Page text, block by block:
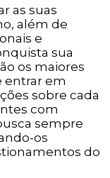
as suas
além de
e
sua
os maiores
entrar em
sobre cada
com
sempre
os
do